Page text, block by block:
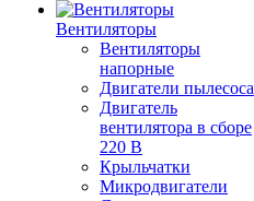
Вентиляторы
Вентиляторы
напорные
Двигатели пылесоса
Двигатель
вентилятора в сборе
220 В
Крыльчатки
Микродвигатели